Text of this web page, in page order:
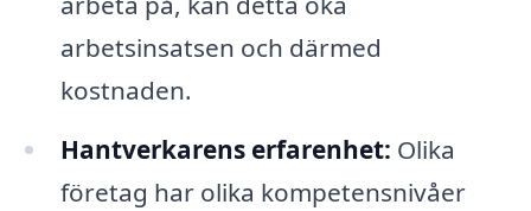
arbetsinsatsen och därmed
kostnaden.
Hantverkarens erfarenhet: Olika
företag har olika kompetensnivåer